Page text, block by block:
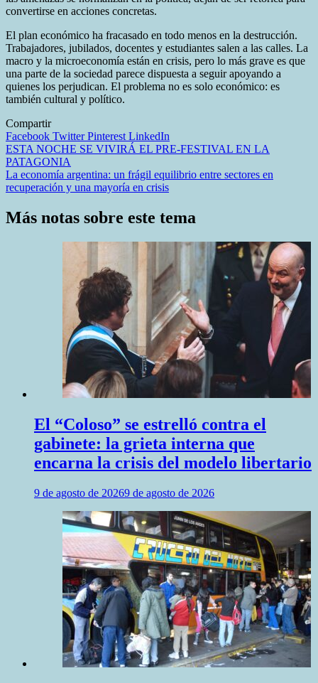
convertirse en acciones concretas.
El plan económico ha fracasado en todo menos en la destrucción.
Trabajadores, jubilados, docentes y estudiantes salen a las calles. La
macro y la microeconomía están en crisis, pero lo más grave es que
una parte de la sociedad parece dispuesta a seguir apoyando a
quienes los perjudican. El problema no es solo económico: es
también cultural y político.
Compartir
Facebook TwitterPinterest LinkedIn
Navegación
de
entradas
ESTA NOCHE SE VIVIRÁ EL PRE-FESTIVAL EN LA
PATAGONIA
La economía argentina: un frágil equilibrio entre sectores en
recuperación y una mayoría en crisis
Más notas sobre este tema
El “Coloso” se estrelló contra el
gabinete: la grieta interna que
encarna la crisis del modelo libertario
9 de agosto de 20269 de agosto de 2026